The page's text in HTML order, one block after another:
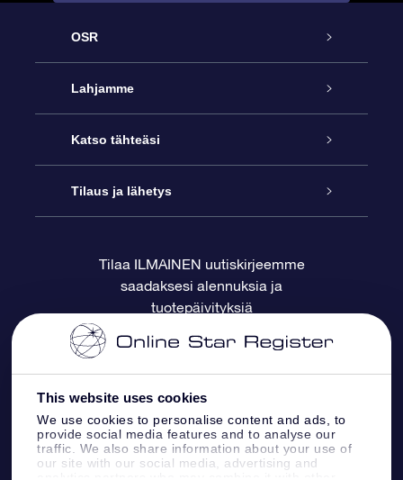
This website uses cookies
We use cookies to personalise content and ads, to
provide social media features and to analyse our
traffic. We also share information about your use of
our site with our social media, advertising and
OSR
Palvelu
Ota meihin yhteyttä
Blogi
Arvostelut
Lahjamme
Online Star -lahja
OSR-lahjapakkaus
OSR-lahjakortti
Yrityslahjat
Katso tähteäsi
Star Register
Henkilökohtainen Tähtisivu
One Million Stars
OSR -tähden tallennus
Lennä tähtiin VR -sovellus
Tilaus ja lähetys
Maksutiedot
Toimitustiedot
Palautuskäytäntö
Tähtikuviosta
Tilaa ILMAINEN uutiskirjeemme
saadaksesi alennuksia ja
tuotepäivityksiä